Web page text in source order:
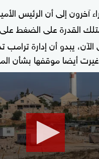
آخرون إلى أن الرئيس
القدرة على الضغط على
يبدو أن إدارة ترامب
أيضا موقفها بشأن